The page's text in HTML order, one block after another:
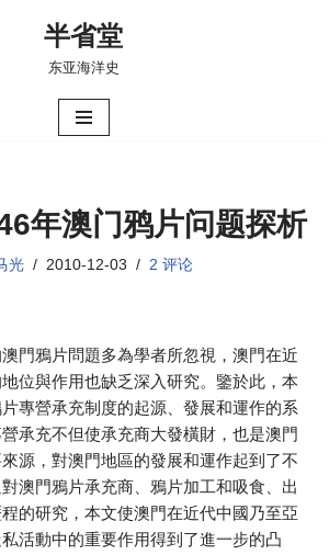
半省堂
东亚海洋史
年澳门鸦片问题探析
光 2010-12-03 2 评论
澳門鴉片問題多為學者所忽視，澳門在近
位與作用也缺乏深入研究。鑒於此，本
專營承充制度的起源、發展和運作的系
承充不但使承充商大發橫財，也是澳門
源，對澳門地區的發展和運作起到了不
澳門鴉片承充商、鴉片加工和吸食、出
的研究，本文使澳門在近代中國乃至亞
活動中的重要作用得到了進一步的凸